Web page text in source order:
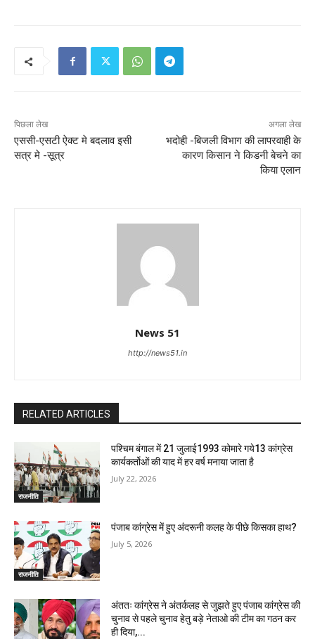
पिछला लेख
एससी-एसटी ऐक्ट मे बदलाव इसी
सत्र मे -सूत्र
अगला लेख
भदोही -बिजली विभाग की लापरवाही के
कारण किसान ने किडनी बेचने का
किया एलान
News 51
http://news51.in
RELATED ARTICLES
राजनीति
पश्चिम बंगाल में 21 जुलाई1993 कोमारे गये13 कांग्रेस
कार्यकर्तोओं की याद में हर वर्ष मनाया जाता है
July 22, 2026
राजनीति
पंजाब कांग्रेस में हुए अंदरूनी कलह के पीछे किसका हाथ?
July 5, 2026
अंततः कांग्रेस ने अंतर्कलह से जुझते हुए पंजाब कांग्रेस की
चुनाव से पहले चुनाव हेतु बड़े नेताओ की टीम का गठन कर
ही दिया,...